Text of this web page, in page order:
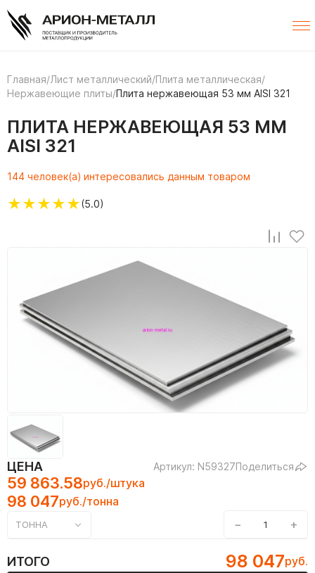
Главная/Лист металлический/Плита металлическая/
Нержавеющие плиты/Плита нержавеющая 53 мм AISI 321
ПЛИТА НЕРЖАВЕЮЩАЯ 53 ММ
AISI 321
144 человек(а) интересовались данным товаром
★★★★★(5.0)
ЦЕНА Артикул: N59327Поделиться
59 863.58руб./штука
98 047руб./тонна
ТОННА − +
ИТОГО 98 047руб.